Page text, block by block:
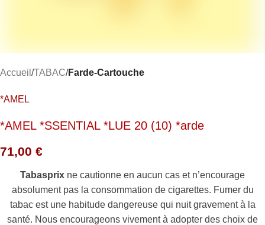
Accueil TABAC Farde-Cartouche
*AMEL
*AMEL *SSENTIAL *LUE 20 (10) *arde
71,00 €
Tabasprix ne cautionne en aucun cas et n’encourage
absolument pas la consommation de cigarettes. Fumer du
tabac est une habitude dangereuse qui nuit gravement à la
santé. Nous encourageons vivement à adopter des choix de